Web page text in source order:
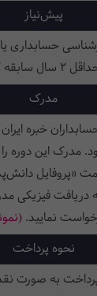
پیش‌نیاز
حسابداری
2 سال سابقه کار
مدرک
خبره
مدرک این دوره
«پروفایل
دریافت فیزیکی
نمایید.
نحوه پرداخت
به صورت